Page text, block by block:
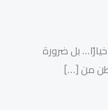
بل ضرورة